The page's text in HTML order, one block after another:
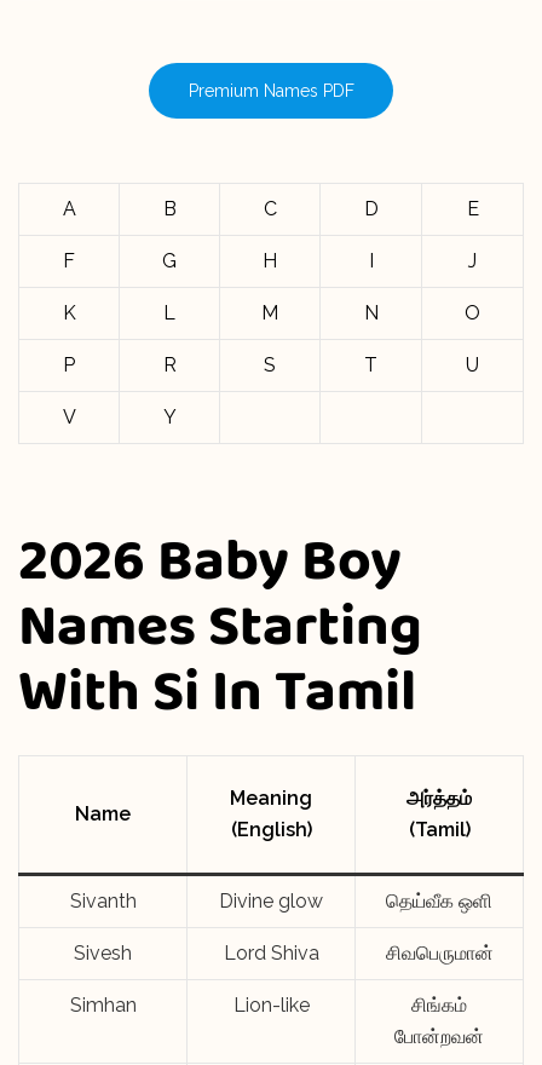
Premium Names PDF
A B C D E
F G H I J
K L M N O
P R S T U
V Y
2026 Baby Boy
Names Starting
With Si In Tamil
Name
Meaning
(English)
அர்த்தம்
(Tamil)
Sivanth Divine glow தெய்வீக ஒளி
Sivesh Lord Shiva சிவபெருமான்
Simhan Lion-like
சிங்கம்
போன்றவன்